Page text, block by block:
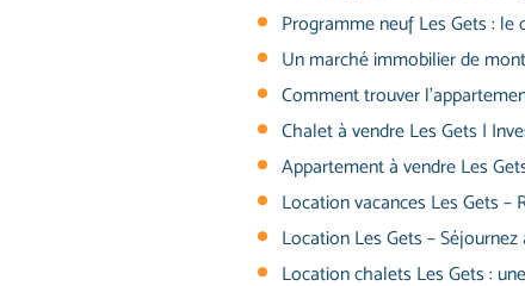
Programme neuf Les Gets : le
Un marché immobilier de
Comment trouver
Chalet à vendre Les Gets |
Appartement à vendre Les
Location vacances Les Gets –
Location Les Gets –
Location chalets Les Gets :